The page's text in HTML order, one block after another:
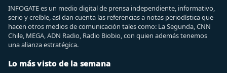
INFOGATE es un medio digital de prensa independiente, informativo,
serio y creíble, así dan cuenta las referencias a notas periodística que
hacen otros medios de comunicación tales como: La Segunda, CNN
Chile, MEGA, ADN Radio, Radio Biobio, con quien además tenemos
una alianza estratégica.
Lo más visto de la semana